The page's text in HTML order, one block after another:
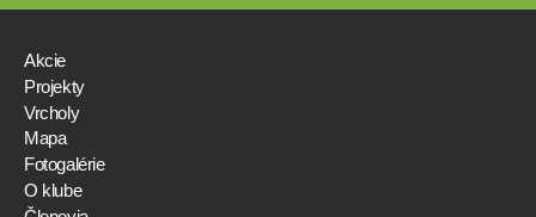
Akcie
Projekty
Vrcholy
Mapa
Fotogalérie
O klube